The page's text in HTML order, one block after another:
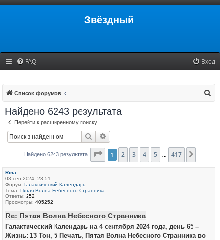
Звёздный
FAQ Вход
Список форумов
Найдено 6243 результата
Перейти к расширенному поиску
Поиск
Найдено 6243 результата Страница1 из 417
1 2 3 4 5 417
Rina
03 сен 2024, 23:51
Форум: Галактический Календарь
Тема: Пятая Волна Небесного Странника
Ответы: 252
Просмотры: 405252
Re: Пятая Волна Небесного Странника
Галактический Календарь на 4 сентября 2024 года, день 65 –
Жизнь: 13 Тон, 5 Печать, Пятая Волна Небесного Странника во